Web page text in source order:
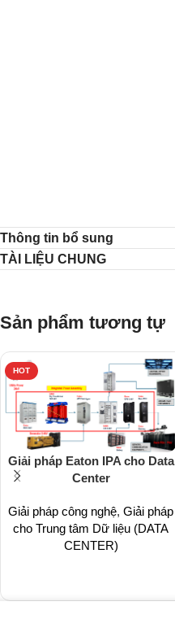
Thông tin bổ sung
TÀI LIỆU CHUNG
Sản phẩm tương tự
HOT
Giải pháp Eaton IPA cho Data
Center
Giải pháp công nghệ, Giải pháp
cho Trung tâm Dữ liệu (DATA
CENTER)